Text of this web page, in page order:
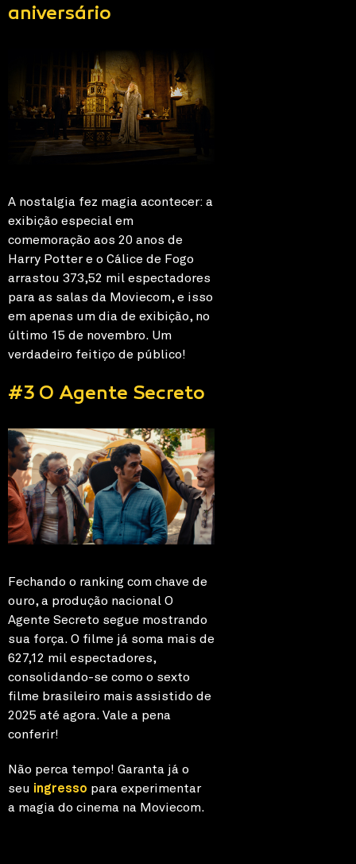
aniversário
A nostalgia fez magia acontecer: a
exibição especial em
comemoração aos 20 anos de
Harry Potter e o Cálice de Fogo
arrastou 373,52 mil espectadores
para as salas da Moviecom, e isso
em apenas um dia de exibição, no
último 15 de novembro. Um
verdadeiro feitiço de público!
#3 O Agente Secreto
Fechando o ranking com chave de
ouro, a produção nacional O
Agente Secreto segue mostrando
sua força. O filme já soma mais de
627,12 mil espectadores,
consolidando-se como o sexto
filme brasileiro mais assistido de
2025 até agora. Vale a pena
conferir!
Não perca tempo! Garanta já o
seu ingresso para experimentar
a magia do cinema na Moviecom.